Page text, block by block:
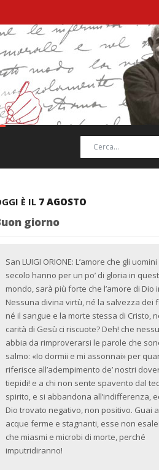
È IL 7 AGOSTO
giorno
San LUIGI ORIONE: L’amore che gli
secolo hanno per un po’ di gloria in
mondo, sarà più forte che l’amore di Dio
Nessuna divina virtù, né la salvezza dei
né il sangue e la morte stessa di Cristo,
carità di Gesù ci riscuote? Deh! che
abbia da rimproverarsi le parole che
salmo: «Io dormii e mi assonnai» per
riferisce all’adempimento de’ nostri
tiepidi! e a chi non sente spavento dal
spirito, e si abbandona all’indifferenza,
Dio trovato negativo, non positivo. Guai
acque ferme e stagnanti, esse non
che miasmi e microbi di morte, perché
imputridiranno!